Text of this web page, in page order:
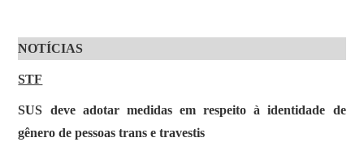
NOTÍCIAS
STF
SUS deve adotar medidas em respeito à identidade de
gênero de pessoas trans e travestis